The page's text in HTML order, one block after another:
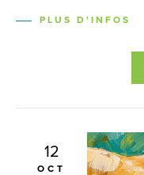
PLUS D'INFOS
12
OCT